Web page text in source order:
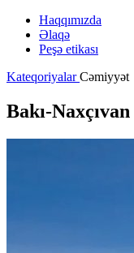
Haqqımızda
Əlaqə
Peşə etikası
KateqoriyalarCəmiyyət
Bakı-